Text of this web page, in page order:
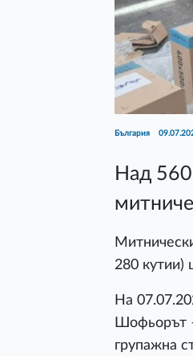
България
Над
280 кутии)
На
Шофьорът
групажна